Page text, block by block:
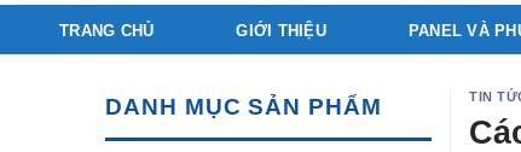
TRANG CHỦ GIỚI THIỆU PANEL VÀ
DANH MỤC SẢN PHẨM TIN